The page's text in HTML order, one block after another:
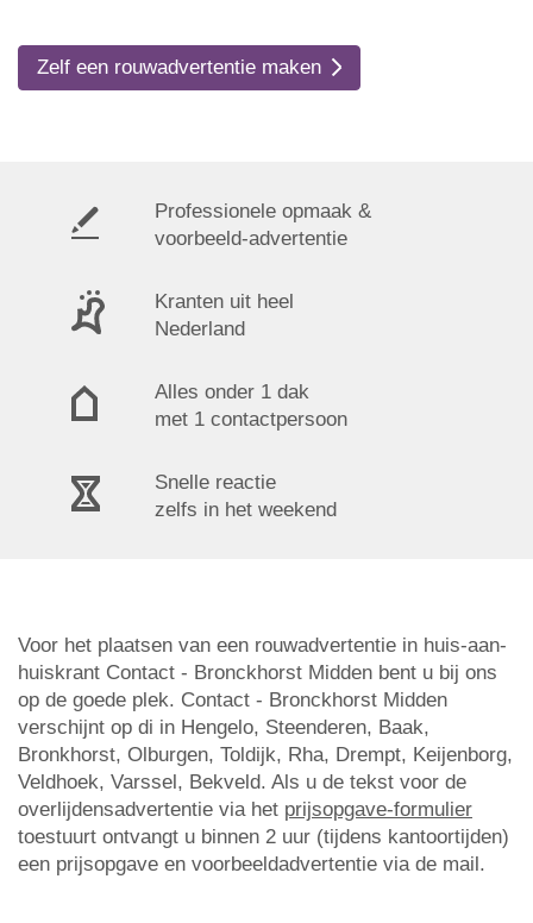
Zelf een rouwadvertentie maken
Professionele opmaak &
voorbeeld-advertentie
Kranten uit heel
Nederland
Alles onder 1 dak
met 1 contactpersoon
Snelle reactie
zelfs in het weekend
Voor het plaatsen van een rouwadvertentie in huis-aan-
huiskrant Contact - Bronckhorst Midden bent u bij ons
op de goede plek. Contact - Bronckhorst Midden
verschijnt op di in Hengelo, Steenderen, Baak,
Bronkhorst, Olburgen, Toldijk, Rha, Drempt, Keijenborg,
Veldhoek, Varssel, Bekveld. Als u de tekst voor de
overlijdensadvertentie via het prijsopgave-formulier
toestuurt ontvangt u binnen 2 uur (tijdens kantoortijden)
een prijsopgave en voorbeeldadvertentie via de mail.